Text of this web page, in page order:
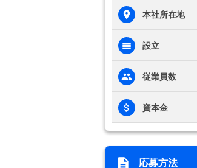
本社所在地
設立
従業員数
資本金
応募方法